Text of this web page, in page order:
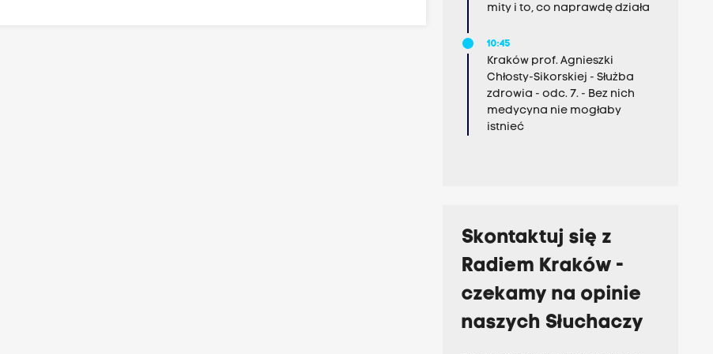
mity i to, co naprawdę działa
10:45
Kraków prof. Agnieszki
Chłosty-Sikorskiej - Służba
zdrowia - odc. 7. - Bez nich
medycyna nie mogłaby
istnieć
Skontaktuj się z
Radiem Kraków -
czekamy na opinie
naszych Słuchaczy